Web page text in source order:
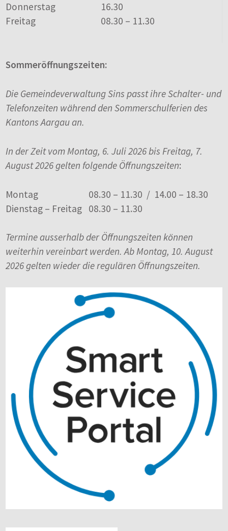
Donnerstag
16.30
Freitag
08.30 – 11.30
Sommeröffnungszeiten:
Die Gemeindeverwaltung Sins passt ihre Schalter- und
Telefonzeiten während den Sommerschulferien des
Kantons Aargau an.
In der Zeit vom Montag, 6. Juli 2026 bis Freitag, 7.
August 2026 gelten folgende Öffnungszeiten:
Montag
08.30 – 11.30 / 14.00 – 18.30
Dienstag – Freitag 08.30 – 11.30
Termine ausserhalb der Öffnungszeiten können
weiterhin vereinbart werden. Ab Montag, 10. August
2026 gelten wieder die regulären Öffnungszeiten.